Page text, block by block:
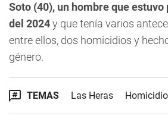
Soto (40), un hombre que
del 2024y que tenía varios
entre ellos, dos homicidios y
género.
TEMAS Las Heras Homicidio